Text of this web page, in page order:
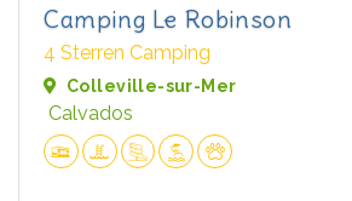
Camping Le Robinson
4 Sterren Camping
Colleville-sur-Mer
Calvados